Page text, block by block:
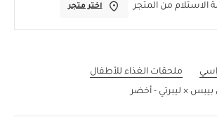
الاستلام من المتجر اختر متجر
ملحقات الغذاء للأطفال
× ليبرتي - أخضر